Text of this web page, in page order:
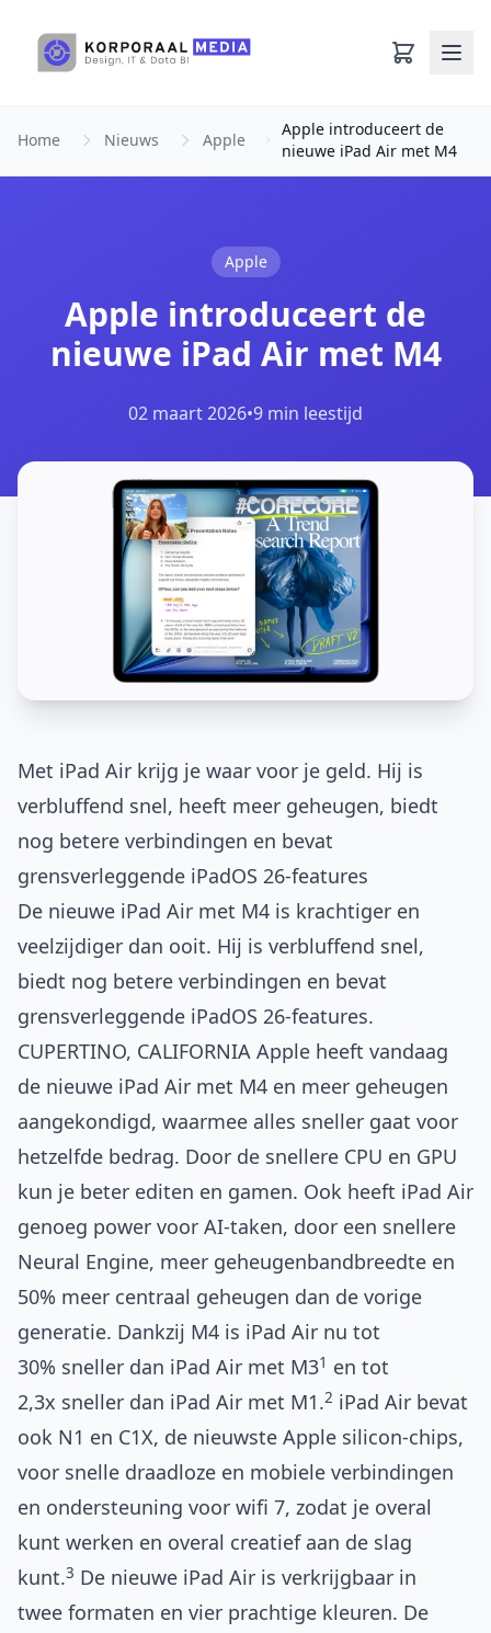
Home Nieuws Apple
Apple introduceert de
nieuwe iPad Air met M4
Apple
Apple introduceert de
nieuwe iPad Air met M4
02 maart 2026•9 min leestijd
Met iPad Air krijg je waar voor je geld. Hij is
verbluffend snel, heeft meer geheugen, biedt
nog betere verbindingen en bevat
grensverleggende iPadOS 26-features
De nieuwe iPad Air met M4 is krachtiger en
veelzijdiger dan ooit. Hij is verbluffend snel,
biedt nog betere verbindingen en bevat
grensverleggende iPadOS 26-features.
CUPERTINO, CALIFORNIA Apple heeft vandaag
de nieuwe iPad Air met M4 en meer geheugen
aangekondigd, waarmee alles sneller gaat voor
hetzelfde bedrag. Door de snellere CPU en GPU
kun je beter editen en gamen. Ook heeft iPad Air
genoeg power voor AI-taken, door een snellere
Neural Engine, meer geheugenbandbreedte en
50% meer centraal geheugen dan de vorige
generatie. Dankzij M4 is iPad Air nu tot
30% sneller dan iPad Air met M31 en tot
2,3x sneller dan iPad Air met M1.2 iPad Air bevat
ook N1 en C1X, de nieuwste Apple silicon-chips,
voor snelle draadloze en mobiele verbindingen
en ondersteuning voor wifi 7, zodat je overal
kunt werken en overal creatief aan de slag
kunt.3 De nieuwe iPad Air is verkrijgbaar in
twee formaten en vier prachtige kleuren. De